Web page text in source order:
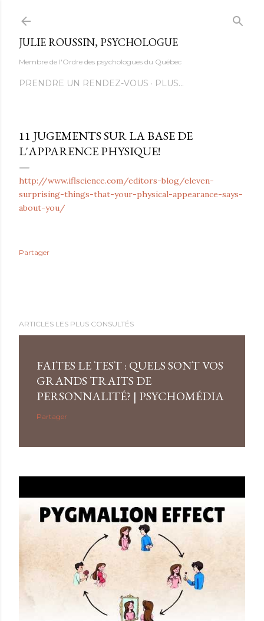
JULIE ROUSSIN, PSYCHOLOGUE
Membre de l'Ordre des psychologues du Québec
PRENDRE UN RENDEZ-VOUS PLUS…
11 JUGEMENTS SUR LA BASE DE
L'APPARENCE PHYSIQUE!
http://www.iflscience.com/editors-blog/eleven-
surprising-things-that-your-physical-appearance-says-
about-you/
Partager
ARTICLES LES PLUS CONSULTÉS
FAITES LE TEST : QUELS SONT VOS
GRANDS TRAITS DE
PERSONNALITÉ? | PSYCHOMÉDIA
Partager